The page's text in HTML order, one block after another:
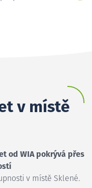
v místě
od WIA pokrývá přes
v místě Sklené.